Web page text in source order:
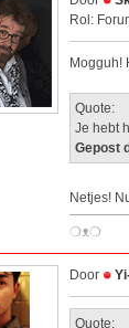
Rol:
Mogguh!
Quote:
Je hebt
Gepost
Netjes!
❍ᴥ❍
Door
Quote: